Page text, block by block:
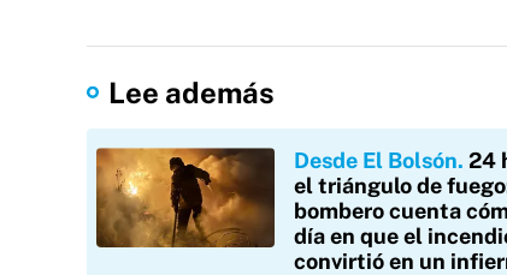
Lee además
Desde El Bolsón 24
el triángulo de
bombero cuenta
día en que el
convirtió en un